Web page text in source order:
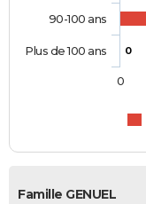
0
90-100 ans
Plus de 100 ans
0
Famille GENUEL